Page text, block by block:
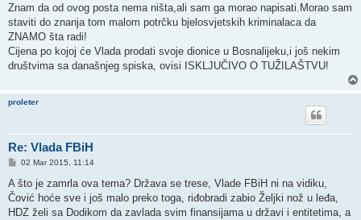
Znam da od ovog posta nema ništa,ali sam ga morao napisati.Morao sam
staviti do znanja tom malom potrčku bjelosvjetskih kriminalaca da
ZNAMO šta radi!
Cijena po kojoj će Vlada prodati svoje dionice u Bosnalijeku,i još nekim
društvima sa današnjeg spiska, ovisi ISKLJUČIVO O TUŽILAŠTVU!
proleter
Re: Vlada FBiH
P
s
02 Mar 2015, 11:14
A što je zamrla ova tema? Država se trese, Vlade FBiH ni na vidiku,
Čović hoće sve i još malo preko toga, riđobradi zabio Željki nož u leđa,
HDZ želi sa Dodikom da zavlada svim finansijama u državi i entitetima, a